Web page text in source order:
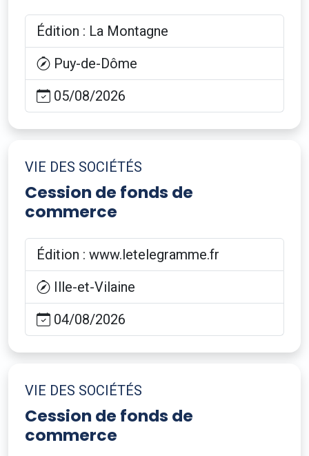
Édition : La Montagne
Puy-de-Dôme
05/08/2026
VIE DES SOCIÉTÉS
Cession de fonds de
commerce
Édition : www.letelegramme.fr
Ille-et-Vilaine
04/08/2026
VIE DES SOCIÉTÉS
Cession de fonds de
commerce